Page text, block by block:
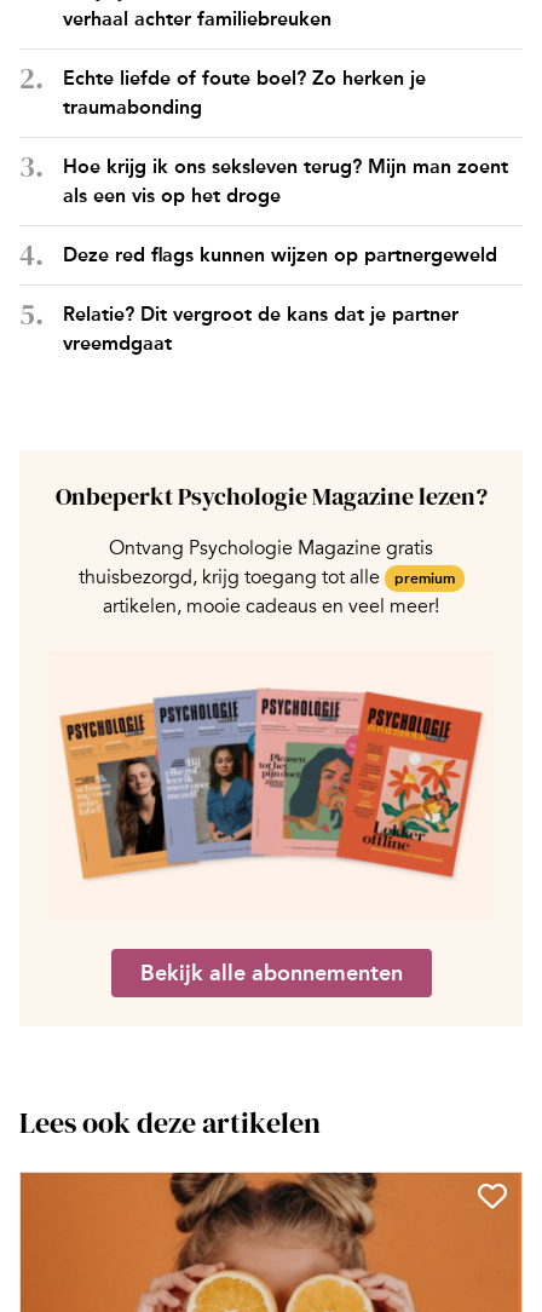
verhaal achter familiebreuken
Echte liefde of foute boel? Zo herken je
traumabonding
Hoe krijg ik ons seksleven terug? Mijn man zoent
als een vis op het droge
Deze red flags kunnen wijzen op partnergeweld
Relatie? Dit vergroot de kans dat je partner
vreemdgaat
Onbeperkt Psychologie Magazine lezen?
Ontvang Psychologie Magazine gratis
thuisbezorgd, krijg toegang tot alle
premium
artikelen, mooie cadeaus en veel meer!
Bekijk alle abonnementen
Lees ook deze artikelen